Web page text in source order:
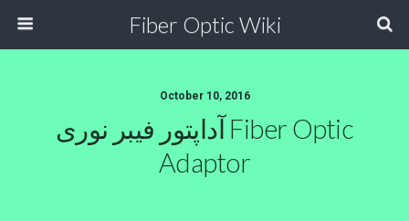
Fiber Optic Wiki
October 10, 2016
آداپتور فیبر نوری Fiber Optic
Adaptor